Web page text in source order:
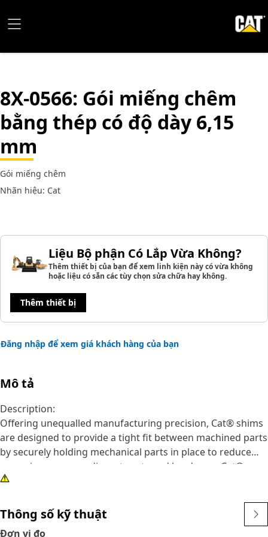
8X-0566: Gói miếng chêm
bằng thép có độ dày 6,15
mm
Gói miếng chêm
Nhãn hiệu: Cat
Liệu Bộ phận Có Lắp Vừa Không?
Thêm thiết bị của bạn để xem linh kiện này có vừa không
hoặc liệu có sẵn các tùy chọn sửa chữa hay không.
Thêm thiết bị
Đăng nhập để xem giá khách hàng của bạn
Mô tả
Description:
Offering unequalled manufacturing precision, Cat® shims
are designed to provide a tight fit between machined parts
by securely holding mechanical parts in place to reduce
excessive wear on adjacent parts and hardware. Cat®
shims provide superior protection, being manufactured
long wear life, and the high performance you demand.
Protect your investment with genuine Cat® shim parts.
Thông số kỹ thuật
Đơn vị đo